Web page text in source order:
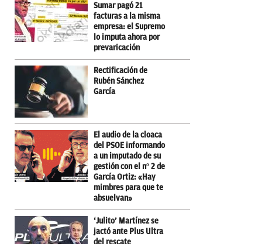
Sumar pagó 21
facturas a la misma
empresa: el Supremo
lo imputa ahora por
prevaricación
Rectificación de
Rubén Sánchez
García
El audio de la cloaca
del PSOE informando
a un imputado de su
gestión con el nº 2 de
García Ortiz: «Hay
mimbres para que te
absuelvan»
‘Julito’ Martínez se
jactó ante Plus Ultra
del rescate